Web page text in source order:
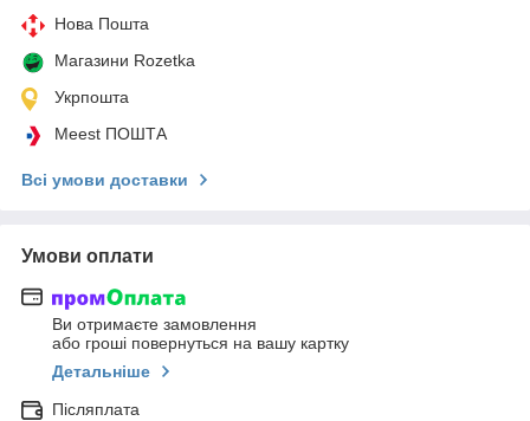
Нова Пошта
Магазини Rozetka
Укрпошта
Meest ПОШТА
Всі умови доставки
Умови оплати
Ви отримаєте замовлення
або гроші повернуться на вашу картку
Детальніше
Післяплата